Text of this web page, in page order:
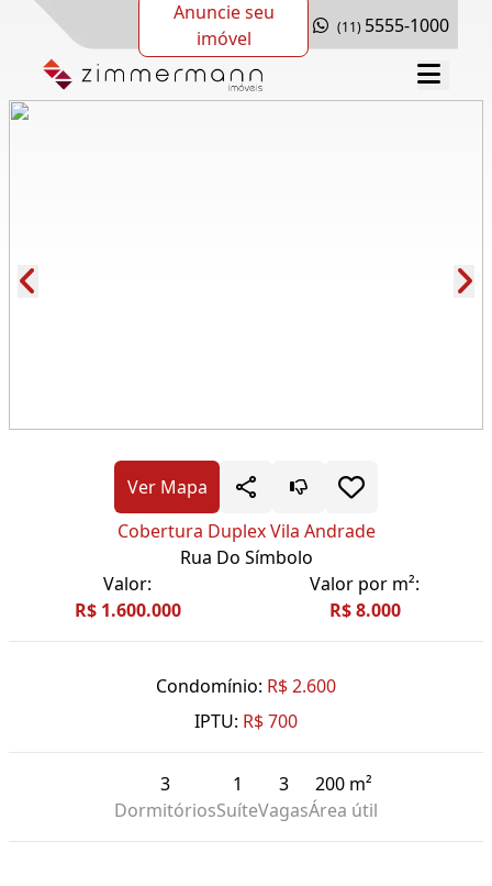
Anuncie seu
imóvel
(11) 5555-1000
Ver Mapa
Cobertura Duplex Vila Andrade
Rua Do Símbolo
Valor:
R$ 1.600.000
Valor por m²:
R$ 8.000
Condomínio: R$ 2.600
IPTU: R$ 700
3
Dormitórios
1
Suíte
3
Vagas
200 m²
Área útil